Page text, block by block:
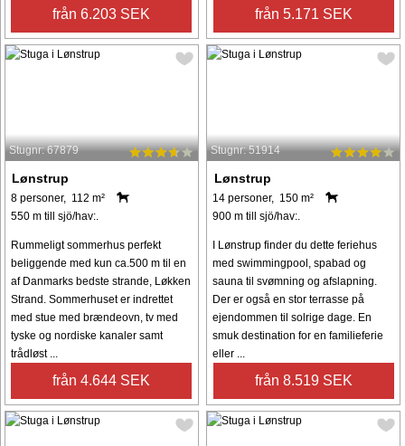
från 6.203 SEK från 5.171 SEK
Stugnr: 67879
Lønstrup
8 personer, 112 m²
550 m till sjö/hav:.
Rummeligt sommerhus perfekt
beliggende med kun ca.500 m til en
af Danmarks bedste strande, Løkken
Strand. Sommerhuset er indrettet
med stue med brændeovn, tv med
tyske og nordiske kanaler samt
trådløst ...
från 4.644 SEK
Stugnr: 51914
Lønstrup
14 personer, 150 m²
900 m till sjö/hav:.
I Lønstrup finder du dette feriehus
med swimmingpool, spabad og
sauna til svømning og afslapning.
Der er også en stor terrasse på
ejendommen til solrige dage. En
smuk destination for en familieferie
eller ...
från 8.519 SEK